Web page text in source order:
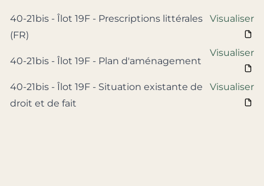
40-21bis - Îlot 19F - Prescriptions littérales
(FR)
Visualiser
40-21bis - Îlot 19F - Plan d'aménagement
Visualiser
40-21bis - Îlot 19F - Situation existante de
droit et de fait
Visualiser